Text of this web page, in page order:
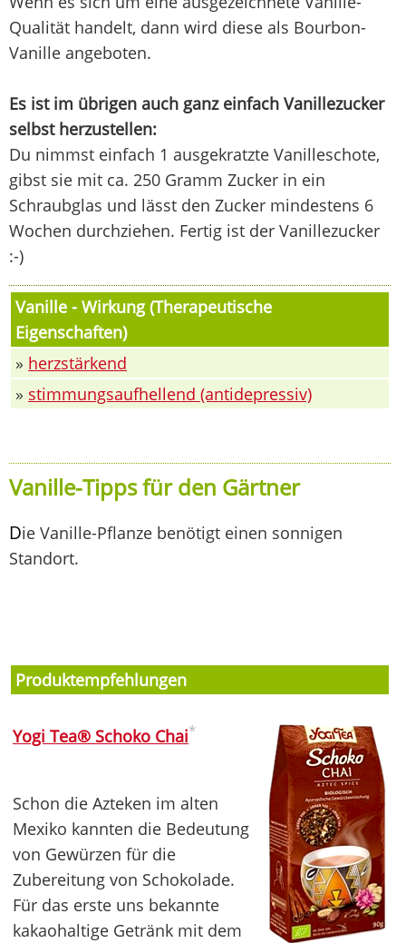
Qualität handelt, dann wird diese als Bourbon-
Vanille angeboten.
Es ist im übrigen auch ganz einfach Vanillezucker
selbst herzustellen:
Du nimmst einfach 1 ausgekratzte Vanilleschote,
gibst sie mit ca. 250 Gramm Zucker in ein
Schraubglas und lässt den Zucker mindestens 6
Wochen durchziehen. Fertig ist der Vanillezucker
:-)
Vanille - Wirkung (Therapeutische
Eigenschaften)
» herzstärkend
» stimmungsaufhellend (antidepressiv)
Vanille-Tipps für den Gärtner
Die Vanille-Pflanze benötigt einen sonnigen
Standort.
Produktempfehlungen
Yogi Tea® Schoko Chai*
Schon die Azteken im alten
Mexiko kannten die Bedeutung
von Gewürzen für die
Zubereitung von Schokolade.
Für das erste uns bekannte
kakaohaltige Getränk mit dem